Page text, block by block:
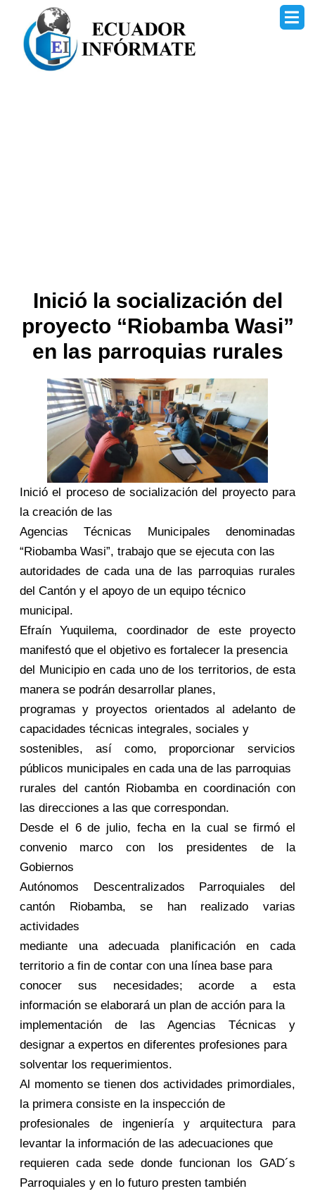
contenido
Inició la socialización del
proyecto “Riobamba Wasi”
en las parroquias rurales
Inició el proceso de socialización del proyecto para
la creación de las
Agencias Técnicas Municipales denominadas
“Riobamba Wasi”, trabajo que se ejecuta con las
autoridades de cada una de las parroquias rurales
del Cantón y el apoyo de un equipo técnico
municipal.
Efraín Yuquilema, coordinador de este proyecto
manifestó que el objetivo es fortalecer la presencia
del Municipio en cada uno de los territorios, de esta
manera se podrán desarrollar planes,
programas y proyectos orientados al adelanto de
capacidades técnicas integrales, sociales y
sostenibles, así como, proporcionar servicios
públicos municipales en cada una de las parroquias
rurales del cantón Riobamba en coordinación con
las direcciones a las que correspondan.
Desde el 6 de julio, fecha en la cual se firmó el
convenio marco con los presidentes de la
Gobiernos
Autónomos Descentralizados Parroquiales del
cantón Riobamba, se han realizado varias
actividades
mediante una adecuada planificación en cada
territorio a fin de contar con una línea base para
conocer sus necesidades; acorde a esta
información se elaborará un plan de acción para la
implementación de las Agencias Técnicas y
designar a expertos en diferentes profesiones para
solventar los requerimientos.
Al momento se tienen dos actividades primordiales,
la primera consiste en la inspección de
profesionales de ingeniería y arquitectura para
levantar la información de las adecuaciones que
requieren cada sede donde funcionan los GAD´s
Parroquiales y en lo futuro presten también